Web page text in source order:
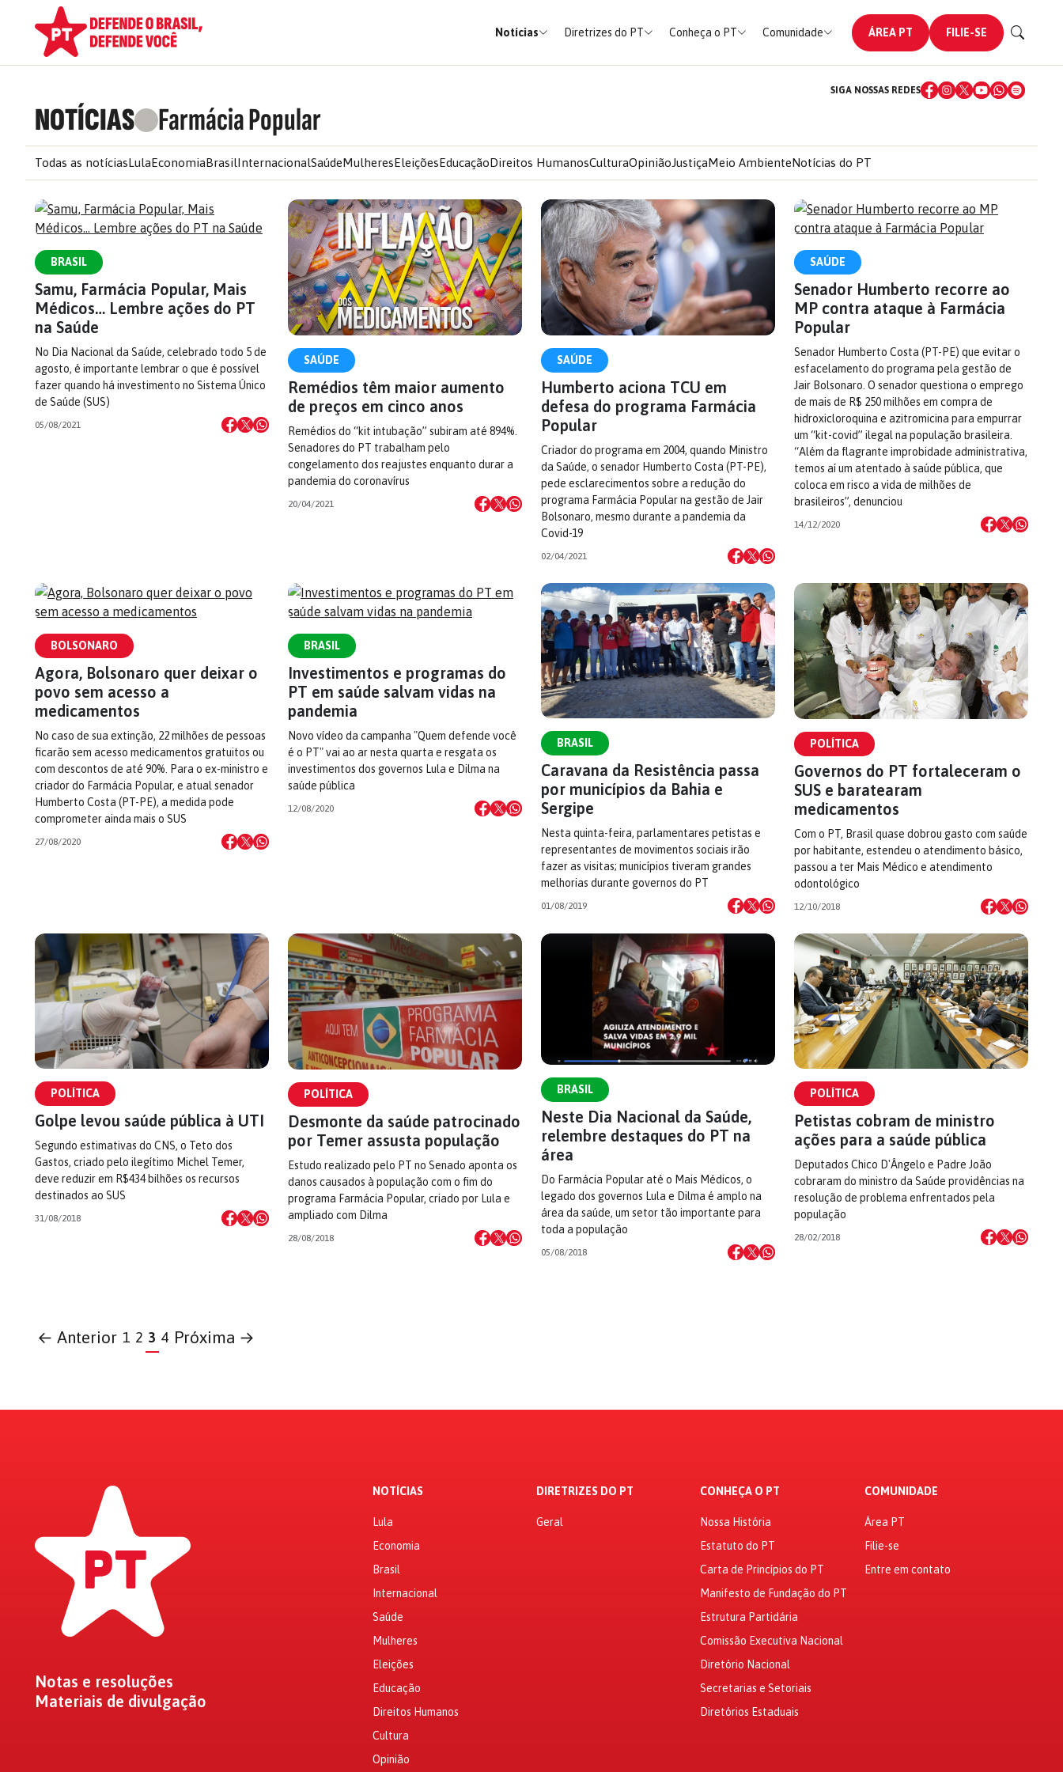
Notícias Diretrizes do PT Conheça o PT Comunidade ÁREA PT FILIE-SE
NOTÍCIAS Farmácia Popular
SIGA NOSSAS REDES
Todas as notíciasLulaEconomiaBrasilInternacionalSaúdeMulheresEleiçõesEducaçãoDireitos HumanosCulturaOpiniãoJustiçaMeio AmbienteNotícias do PT
BRASIL
Samu, Farmácia Popular, Mais
Médicos… Lembre ações do PT
na Saúde
No Dia Nacional da Saúde, celebrado todo 5 de
agosto, é importante lembrar o que é possível
fazer quando há investimento no Sistema Único
de Saúde (SUS)
05/08/2021
SAÚDE
Remédios têm maior aumento
de preços em cinco anos
Remédios do “kit intubação” subiram até 894%.
Senadores do PT trabalham pelo
congelamento dos reajustes enquanto durar a
pandemia do coronavírus
20/04/2021
SAÚDE
Humberto aciona TCU em
defesa do programa Farmácia
Popular
Criador do programa em 2004, quando Ministro
da Saúde, o senador Humberto Costa (PT-PE),
pede esclarecimentos sobre a redução do
programa Farmácia Popular na gestão de Jair
Bolsonaro, mesmo durante a pandemia da
Covid-19
02/04/2021
SAÚDE
Senador Humberto recorre ao
MP contra ataque à Farmácia
Popular
Senador Humberto Costa (PT-PE) que evitar o
esfacelamento do programa pela gestão de
Jair Bolsonaro. O senador questiona o emprego
de mais de R$ 250 milhões em compra de
hidroxicloroquina e azitromicina para empurrar
um “kit-covid” ilegal na população brasileira.
“Além da flagrante improbidade administrativa,
temos aí um atentado à saúde pública, que
coloca em risco a vida de milhões de
brasileiros”, denunciou
14/12/2020
BOLSONARO
Agora, Bolsonaro quer deixar o
povo sem acesso a
medicamentos
No caso de sua extinção, 22 milhões de pessoas
ficarão sem acesso medicamentos gratuitos ou
com descontos de até 90%. Para o ex-ministro e
criador do Farmácia Popular, e atual senador
Humberto Costa (PT-PE), a medida pode
comprometer ainda mais o SUS
27/08/2020
BRASIL
Investimentos e programas do
PT em saúde salvam vidas na
pandemia
Novo vídeo da campanha "Quem defende você
é o PT" vai ao ar nesta quarta e resgata os
investimentos dos governos Lula e Dilma na
saúde pública
12/08/2020
BRASIL
Caravana da Resistência passa
por municípios da Bahia e
Sergipe
Nesta quinta-feira, parlamentares petistas e
representantes de movimentos sociais irão
fazer as visitas; municípios tiveram grandes
melhorias durante governos do PT
01/08/2019
POLÍTICA
Governos do PT fortaleceram o
SUS e baratearam
medicamentos
Com o PT, Brasil quase dobrou gasto com saúde
por habitante, estendeu o atendimento básico,
passou a ter Mais Médico e atendimento
odontológico
12/10/2018
POLÍTICA
Golpe levou saúde pública à UTI
Segundo estimativas do CNS, o Teto dos
Gastos, criado pelo ilegítimo Michel Temer,
deve reduzir em R$434 bilhões os recursos
destinados ao SUS
31/08/2018
POLÍTICA
Desmonte da saúde patrocinado
por Temer assusta população
Estudo realizado pelo PT no Senado aponta os
danos causados à população com o fim do
programa Farmácia Popular, criado por Lula e
ampliado com Dilma
28/08/2018
BRASIL
Neste Dia Nacional da Saúde,
relembre destaques do PT na
área
Do Farmácia Popular até o Mais Médicos, o
legado dos governos Lula e Dilma é amplo na
área da saúde, um setor tão importante para
toda a população
05/08/2018
POLÍTICA
Petistas cobram de ministro
ações para a saúde pública
Deputados Chico D'Ângelo e Padre João
cobraram do ministro da Saúde providências na
resolução de problema enfrentados pela
população
28/02/2018
← Anterior 1 2 3 4 Próxima →
Notas e resoluções
Materiais de divulgação
NOTÍCIAS
Lula
Economia
Brasil
Internacional
Saúde
Mulheres
Eleições
Educação
Direitos Humanos
Cultura
Opinião
DIRETRIZES DO PT
Geral
CONHEÇA O PT
Nossa História
Estatuto do PT
Carta de Princípios do PT
Manifesto de Fundação do PT
Estrutura Partidária
Comissão Executiva Nacional
Diretório Nacional
Secretarias e Setoriais
Diretórios Estaduais
COMUNIDADE
Área PT
Filie-se
Entre em contato